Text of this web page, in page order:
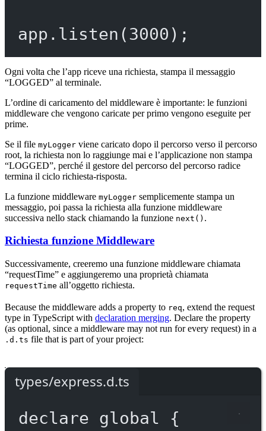
app. listen (3000 );
Ogni volta che l’app riceve una richiesta, stampa il messaggio
“LOGGED” al terminale.
L’ordine di caricamento del middleware è importante: le funzioni
middleware che vengono caricate per primo vengono eseguite per
prime.
Se il file myLogger viene caricato dopo il percorso verso il percorso
root, la richiesta non lo raggiunge mai e l’applicazione non stampa
“LOGGED”, perché il gestore del percorso del percorso radice
termina il ciclo richiesta-risposta.
La funzione middleware myLogger semplicemente stampa un
messaggio, poi passa la richiesta alla funzione middleware
successiva nello stack chiamando la funzione next() .
Richiesta funzione Middleware
Successivamente, creeremo una funzione middleware chiamata
“requestTime” e aggiungeremo una proprietà chiamata
requestTime all’oggetto richiesta.
Because the middleware adds a property to req, extend the request
type in TypeScript with declaration merging. Declare the property
(as optional, since a middleware may not run for every request) in a
.d.ts file that is part of your project:
types/express.d.ts
declare global {